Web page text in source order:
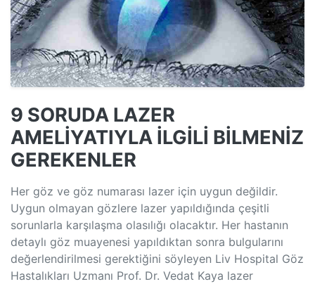
9 SORUDA LAZER
AMELİYATIYLA İLGİLİ BİLMENİZ
GEREKENLER
Her göz ve göz numarası lazer için uygun değildir.
Uygun olmayan gözlere lazer yapıldığında çeşitli
sorunlarla karşılaşma olasılığı olacaktır. Her hastanın
detaylı göz muayenesi yapıldıktan sonra bulgularını
değerlendirilmesi gerektiğini söyleyen Liv Hospital Göz
Hastalıkları Uzmanı Prof. Dr. Vedat Kaya lazer